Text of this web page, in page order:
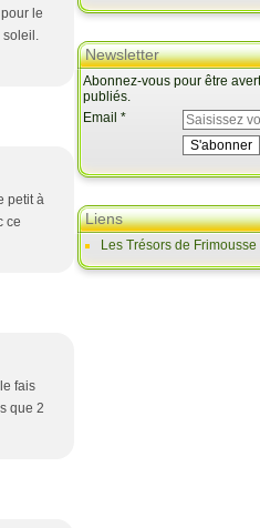
le
soleil.
petit à
ce
fais
que 2
Newsletter
Abonnez-vous pour être
publiés.
Email
Liens
Les Trésors de Frimousse